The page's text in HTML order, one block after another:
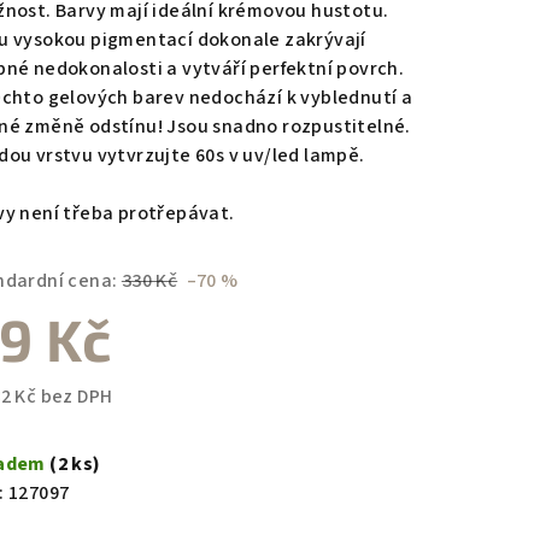
Barvy mají ideální krémovou hustotu.
vysokou pigmentací dokonale zakrývají
nedokonalosti a vytváří perfektní povrch.
gelových barev nedochází k vyblednutí a
změně odstínu! Jsou snadno rozpustitelné.
vrstvu vytvrzujte 60s v uv/led lampě.
není třeba protřepávat.
cena: 330 Kč –70 %
Kč
Kč bez DPH
(2 ks)
127097